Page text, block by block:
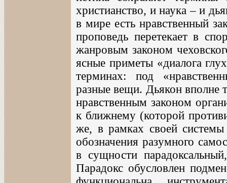
христианство, и наука – и
в мире есть нравственный
проповедь перетекает в
жанровым законом
ясные приметы «диалога
терминах: под
разные вещи. Дьякон вполне
нравственным законом
к ближнему (которой
же, в рамках своей
обозначения разумного
в сущности
Парадокс обусловлен